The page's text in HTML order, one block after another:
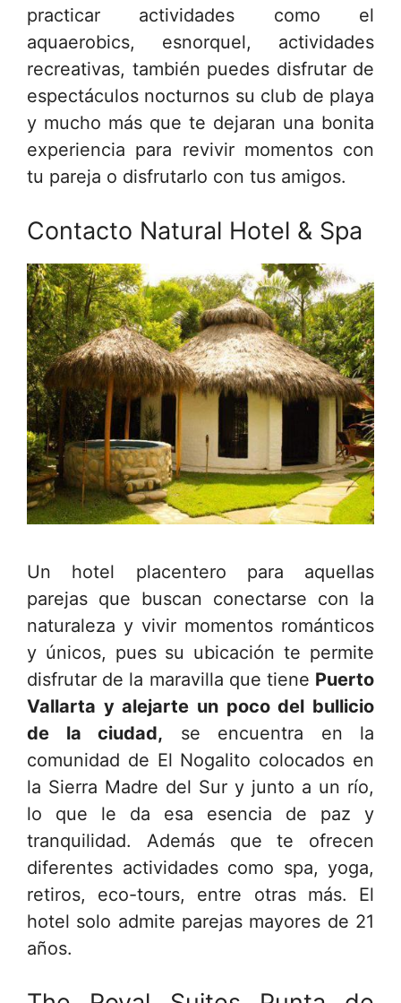
practicar actividades como el
aquaerobics, esnorquel, actividades
recreativas, también puedes disfrutar de
espectáculos nocturnos su club de playa
y mucho más que te dejaran una bonita
experiencia para revivir momentos con
tu pareja o disfrutarlo con tus amigos.
Contacto Natural Hotel & Spa
Un hotel placentero para aquellas
parejas que buscan conectarse con la
naturaleza y vivir momentos románticos
y únicos, pues su ubicación te permite
disfrutar de la maravilla que tiene Puerto
Vallarta y alejarte un poco del bullicio
de la ciudad, se encuentra en la
comunidad de El Nogalito colocados en
la Sierra Madre del Sur y junto a un río,
lo que le da esa esencia de paz y
tranquilidad. Además que te ofrecen
diferentes actividades como spa, yoga,
retiros, eco-tours, entre otras más. El
hotel solo admite parejas mayores de 21
años.